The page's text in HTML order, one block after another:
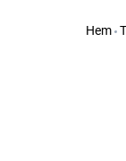
Hem